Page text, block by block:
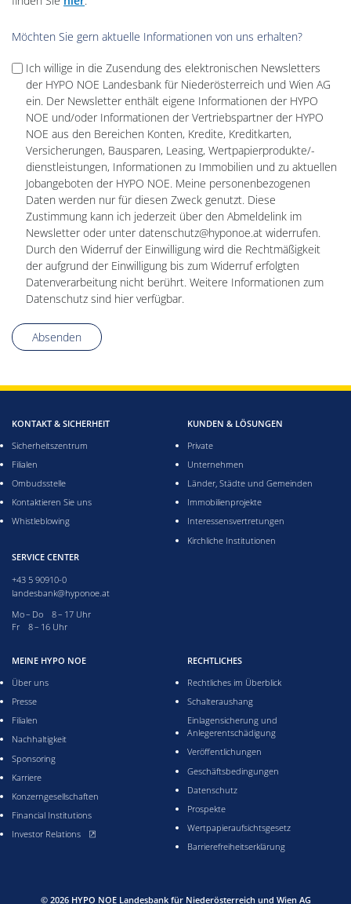
Möchten Sie gern aktuelle Informationen von uns erhalten?
Ich willige in die Zusendung des elektronischen Newsletters
der HYPO NOE Landesbank für Niederösterreich und Wien AG
ein. Der Newsletter enthält eigene Informationen der HYPO
NOE und/oder Informationen der Vertriebspartner der HYPO
NOE aus den Bereichen Konten, Kredite, Kreditkarten,
Versicherungen, Bausparen, Leasing, Wertpapierprodukte/-
dienstleistungen, Informationen zu Immobilien und zu aktuellen
Jobangeboten der HYPO NOE. Meine personenbezogenen
Daten werden nur für diesen Zweck genutzt. Diese
Zustimmung kann ich jederzeit über den Abmeldelink im
Newsletter oder unter datenschutz@hyponoe.at widerrufen.
Durch den Widerruf der Einwilligung wird die Rechtmäßigkeit
der aufgrund der Einwilligung bis zum Widerruf erfolgten
Datenverarbeitung nicht berührt. Weitere Informationen zum
Datenschutz sind hier verfügbar.
Absenden
KONTAKT & SICHERHEIT
Sicherheitszentrum
Filialen
Ombudsstelle
Kontaktieren Sie uns
Whistleblowing
SERVICE CENTER
+43 5 90910-0
landesbank@hyponoe.at
Montag bis Donnerstag acht bis 17 Uhr
Mo – Do 8 – 17 Uhr
Freitag acht bis 16 Uhr
Fr 8 – 16 Uhr
KUNDEN & LÖSUNGEN
Private
Unternehmen
Länder, Städte und Gemeinden
Immobilienprojekte
Interessensvertretungen
Kirchliche Institutionen
MEINE HYPO NOE
Über uns
Presse
Filialen
Nachhaltigkeit
Sponsoring
Karriere
Konzerngesellschaften
Financial Institutions
Investor Relations, öffnet neues Fenster
RECHTLICHES
Rechtliches im Überblick
Schalteraushang
Einlagensicherung und
Anlegerentschädigung
Veröffentlichungen
Geschäftsbedingungen
Datenschutz
Prospekte
Wertpapieraufsichtsgesetz
Barrierefreiheitserklärung
© 2026 HYPO NOE Landesbank für Niederösterreich und Wien AG